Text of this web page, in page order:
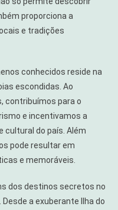
proporciona a
e tradições
conhecidos reside na
escondidas. Ao
contribuímos para o
e incentivamos a
cultural do país. Além
pode resultar em
e memoráveis.
dos destinos secretos no
a exuberante Ilha do